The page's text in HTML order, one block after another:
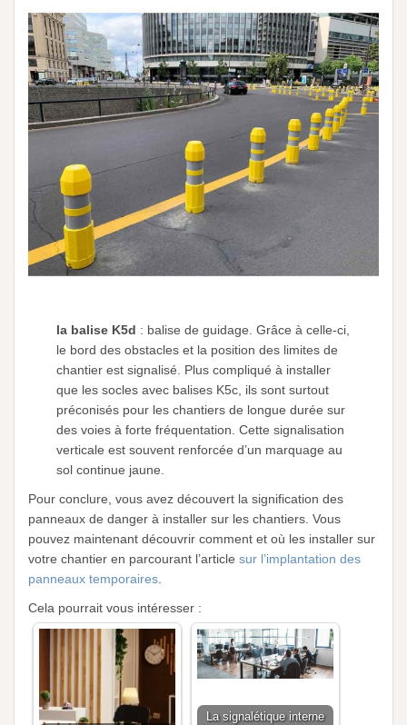
la balise K5d : balise de guidage. Grâce à celle-ci,
le bord des obstacles et la position des limites de
chantier est signalisé. Plus compliqué à installer
que les socles avec balises K5c, ils sont surtout
préconisés pour les chantiers de longue durée sur
des voies à forte fréquentation. Cette signalisation
verticale est souvent renforcée d’un marquage au
sol continue jaune.
Pour conclure, vous avez découvert la signification des
panneaux de danger à installer sur les chantiers. Vous
pouvez maintenant découvrir comment et où les installer sur
votre chantier en parcourant l’article sur l’implantation des
panneaux temporaires
Cela pourrait vous intéresser :
La signalétique interne